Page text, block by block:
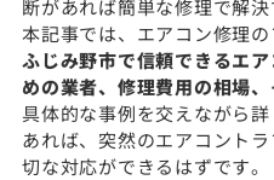
断があれば簡単な修理で解
本記事では、エアコン修理の
ふじみ野市で信頼できるエ
めの業者、修理費用の相場
具体的な事例を交えながら
あれば、突然のエアコント
切な対応ができるはずです。